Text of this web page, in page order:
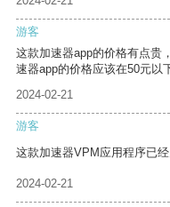
游客
这款加速器app的价格有点贵
速器app的价格应该在50元以
2024-02-21
游客
这款加速器VPM应用程序已
2024-02-21